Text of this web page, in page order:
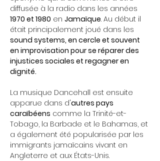
diffusée à la radio dans les années
1970 et 1980 en Jamaïque. Au début il
était principalement joué dans les
sound systems, en cercle et souvent
en improvisation pour se réparer des
injustices sociales et regagner en
dignité.
La musique Dancehall est ensuite
apparue dans d'autres pays
caraïbéens comme la Trinité-et-
Tobago, la Barbade et le Bahamas, et
a également été popularisée par les
immigrants jamaïcains vivant en
Angleterre et aux États-Unis.